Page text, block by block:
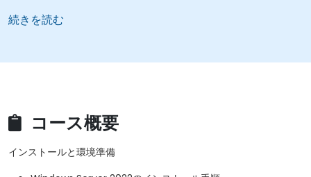
続きを読む
コース概要
インストールと環境準備